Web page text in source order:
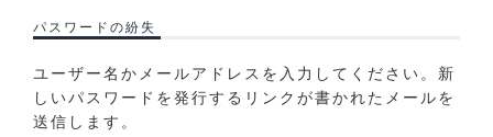
パスワードの紛失
ユーザー名かメールアドレスを入力してください。新
しいパスワードを発行するリンクが書かれたメールを
送信します。